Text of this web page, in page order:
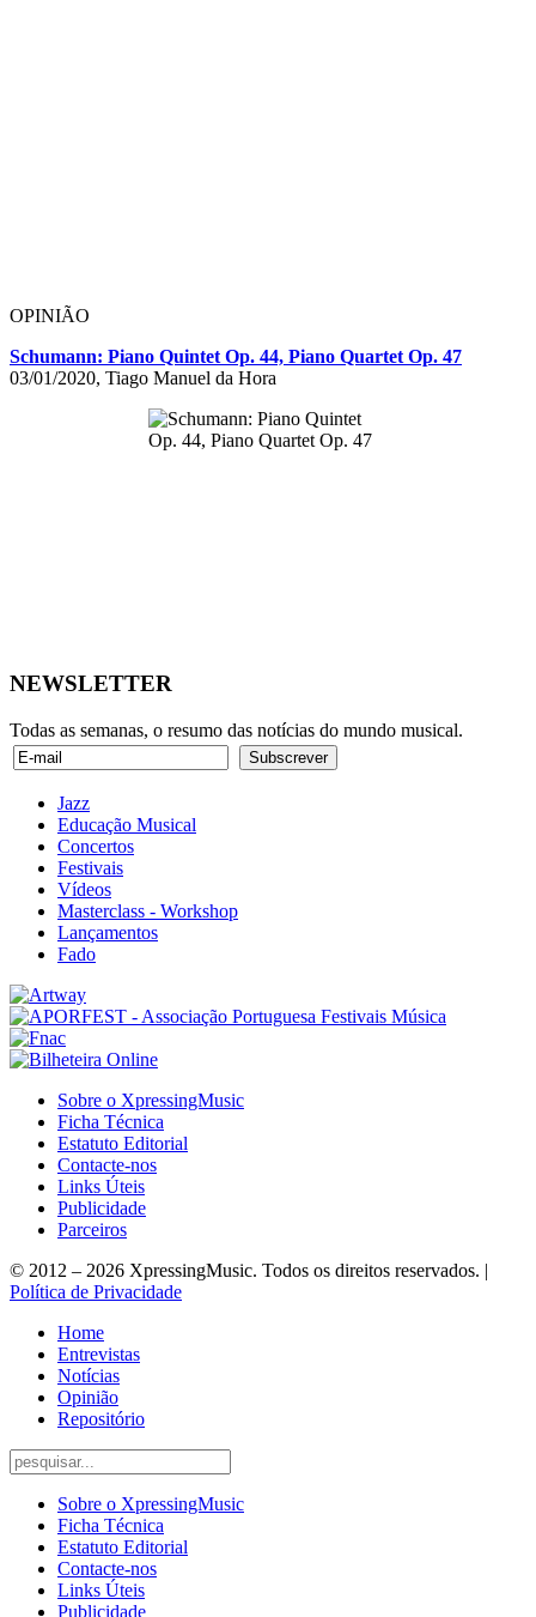
OPINIÃO
Schumann: Piano Quintet Op. 44, Piano Quartet Op. 47
03/01/2020, Tiago Manuel da Hora
NEWSLETTER
Todas as semanas, o resumo das notícias do mundo musical.
Jazz
Educação Musical
Concertos
Festivais
Vídeos
Masterclass - Workshop
Lançamentos
Fado
Sobre o XpressingMusic
Ficha Técnica
Estatuto Editorial
Contacte-nos
Links Úteis
Publicidade
Parceiros
© 2012 – 2026 XpressingMusic. Todos os direitos reservados. |
Política de Privacidade
Home
Entrevistas
Notícias
Opinião
Repositório
Sobre o XpressingMusic
Ficha Técnica
Estatuto Editorial
Contacte-nos
Links Úteis
Publicidade